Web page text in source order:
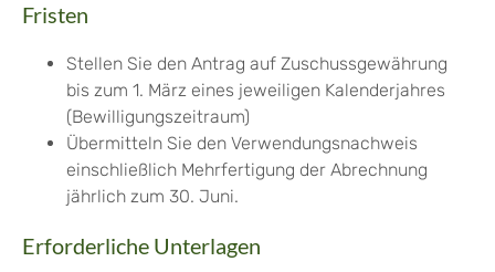
Fristen
Stellen Sie den Antrag auf Zuschussgewährung
bis zum 1. März eines jeweiligen Kalenderjahres
(Bewilligungszeitraum)
Übermitteln Sie den Verwendungsnachweis
einschließlich Mehrfertigung der Abrechnung
jährlich zum 30. Juni.
Erforderliche Unterlagen